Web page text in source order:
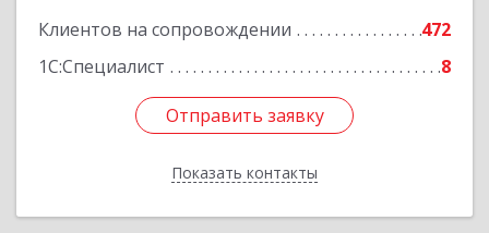
Клиентов на сопровождении
472
1С:Специалист
8
Отправить заявку
Показать контакты
Подробнее
Отправить заявку
Назад